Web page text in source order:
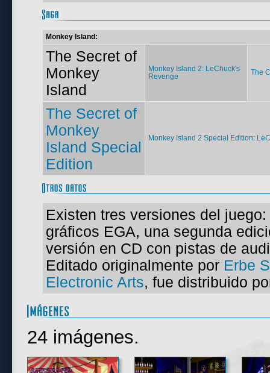
Monkey Island:
The Secret of
Monkey
Island
Monkey Island 2: LeChuck's
Revenge
The
The Secret of
Monkey
Island Special
Edition
Monkey Island 2 Special Edition:
Existen tres versiones del
gráficos EGA, una segunda
versión en CD con pistas de
Editado originalmente por Erbe
Electronic Arts, fue distribuido
24 imágenes.